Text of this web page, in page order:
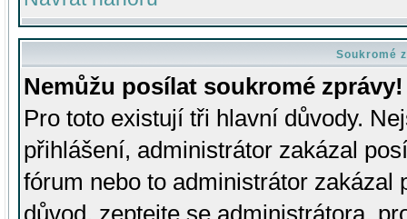
Soukromé
Nemůžu posílat soukromé zprávy!
Pro toto existují tři hlavní důvody.
přihlášení, administrátor zakázal
fórum nebo to administrátor zakázal
důvod, zeptejte se administrátora,